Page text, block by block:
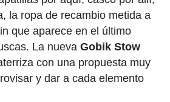
la ropa de recambio metida a
que aparece en el último
La nueva Gobik Stow
con una propuesta muy
y dar a cada elemento